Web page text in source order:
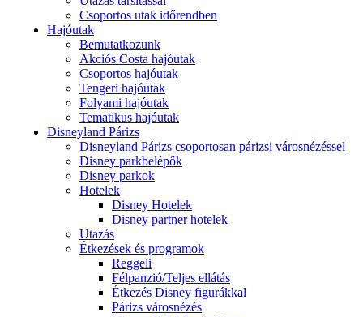
Csoportos utak időrendben
Hajóutak
Bemutatkozunk
Akciós Costa hajóutak
Csoportos hajóutak
Tengeri hajóutak
Folyami hajóutak
Tematikus hajóutak
Disneyland Párizs
Disneyland Párizs csoportosan párizsi városnézéssel
Disney parkbelépők
Disney parkok
Hotelek
Disney Hotelek
Disney partner hotelek
Utazás
Étkezések és programok
Reggeli
Félpanzió/Teljes ellátás
Étkezés Disney figurákkal
Párizs városnézés